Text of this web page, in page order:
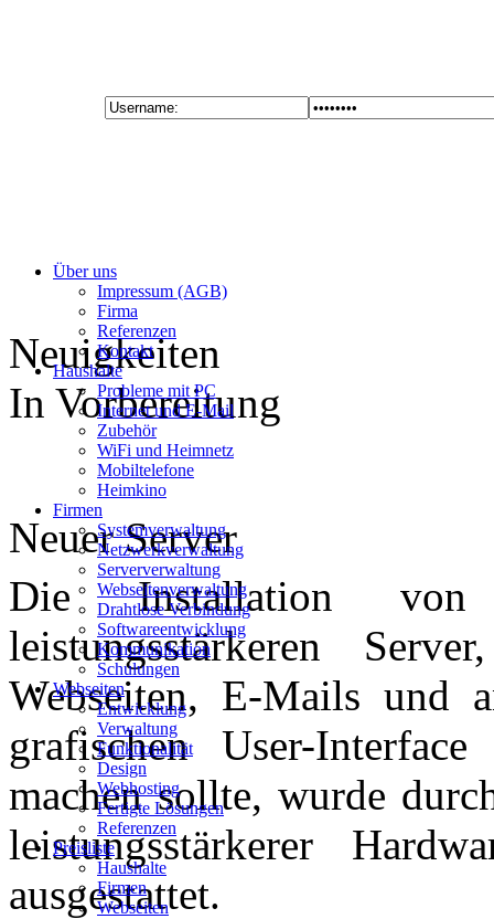
Über uns
Impressum (AGB)
Firma
Referenzen
Kontakt
Haushalte
Probleme mit PC
Internet und E-Mail
Zubehör
WiFi und Heimnetz
Mobiltelefone
Heimkino
Firmen
Systemverwaltung
Netzwerkverwaltung
Serververwaltung
Webseitenverwaltung
Drahtlose Verbindung
Softwareentwicklung
Kommunikation
Schulungen
Webseiten
Entwicklung
Verwaltung
Funktionalität
Design
Webhosting
Fertigte Lösungen
Referenzen
Preisliste
Haushalte
Firmen
Webseiten
Neuigkeiten
In Vorbereitung
Neuer Server
Die Installation von
leistungsstärkeren
Webseiten, E-Mails und
grafischen User-
machen sollte, wurde
leistungsstärkerer
ausgestattet.